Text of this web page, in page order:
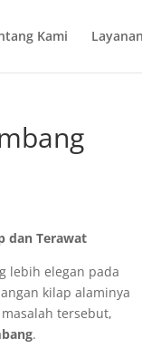
Kami
dan Terawat
lebih elegan pada
kilap alaminya
tersebut,
.